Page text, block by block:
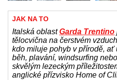
JAK NA TO
Italská oblastGarda Trentino
tělocvična na čerstvém
kdo miluje pohyb v přírodě, ať
běh, plavání, windsurfing
skvělým lezeckým
anglické přízvisko Home of